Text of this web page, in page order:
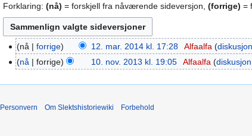
Forklaring: (nå) = forskjell fra nåværende sideversjon, (forrige) =
12.
mar.
nå forrige 12. mar. 2014 kl. 17:28 Alfaalfa diskusjon
10.
nå forrige 10. nov. 2013 kl. 19:05 Alfaalfa diskusjon
Personvern Om Slektshistoriewiki Forbehold